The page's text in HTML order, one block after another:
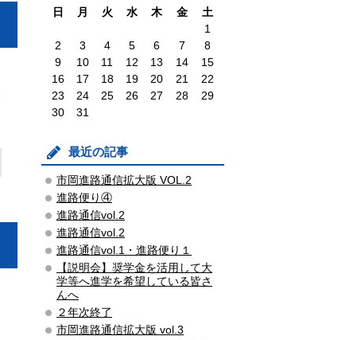
日 月 火 水 木 金
土
1
2
3 4 5 6 7
8
9
10 11 12 13 14
15
16
17 18 19 20 21
22
23
24 25 26 27 28
29
30
31
最近の記事
市岡進路通信拡大版 VOL.2
進路便り④
進路通信vol.2
進路通信vol.2
進路通信vol.1・進路便り１
【説明会】奨学金を活用して大
学等へ進学を希望している皆さ
んへ
２年次終了
市岡進路通信拡大版 vol.3